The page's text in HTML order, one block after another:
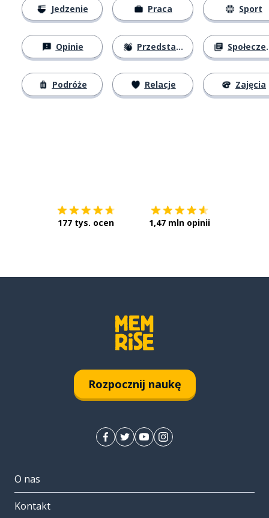
Jedzenie
Opinie
Podróże
Praca
Przedstawianie się
Relacje
Sport
Społeczeństwo
Zajęcia
177 tys. ocen 1,47 mln opinii
Rozpocznij naukę
O nas
Kontakt